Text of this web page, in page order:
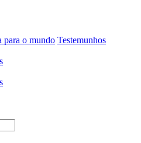
para o mundo Testemunhos